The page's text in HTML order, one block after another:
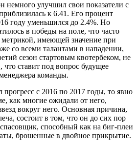
немного улучшил свои показатели с
к 6.41. Его процент
году уменьшился до 2.4%. Но
в победы на поле, что часто
метрикой, имеющей значение при
со всеми талантами в нападении,
сезон стартовым квотербеком, не
что ставит под вопрос будущее
команды.
с 2016 по 2017 годы, то явно
как многие ожидали от него,
вокруг него. Основная причина,
состоит в том, что он до сих пор
способный как на биг-плеи
брошенные в двойное прикрытие.